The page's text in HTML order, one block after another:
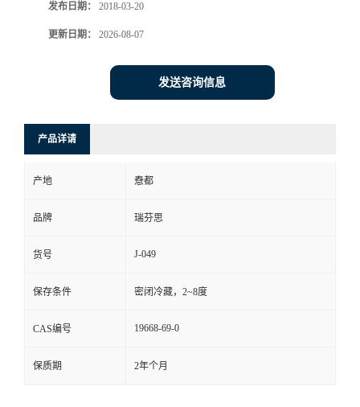
联
发布日期： 2018-03-20
更新日期： 2026-08-07
发送咨询信息
产品详请
产地 憃都
品牌 瑞芬思
货号 J-049
保存条件 密闭冷藏，2~8度
CAS编号 19668-69-0
保质期 2年个月